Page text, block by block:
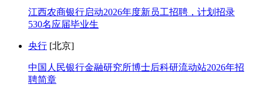
江西农商银行启动2026年度新员工招聘，计划招录
530名应届毕业生
央行 [北京]
中国人民银行金融研究所博士后科研流动站2026年招
聘简章